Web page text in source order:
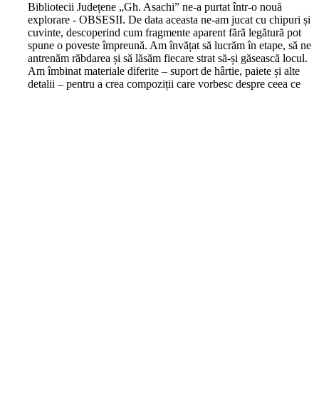
Bibliotecii Județene „Gh. Asachi” ne-a purtat într-o nouă
explorare - OBSESII. De data aceasta ne-am jucat cu chipuri și
cuvinte, descoperind cum fragmente aparent fără legătură pot
spune o poveste împreună. Am învățat să lucrăm în etape, să ne
antrenăm răbdarea și să lăsăm fiecare strat să-și găsească locul.
Am îmbinat materiale diferite – suport de hârtie, paiete și alte
detalii – pentru a crea compoziții care vorbesc despre ceea ce